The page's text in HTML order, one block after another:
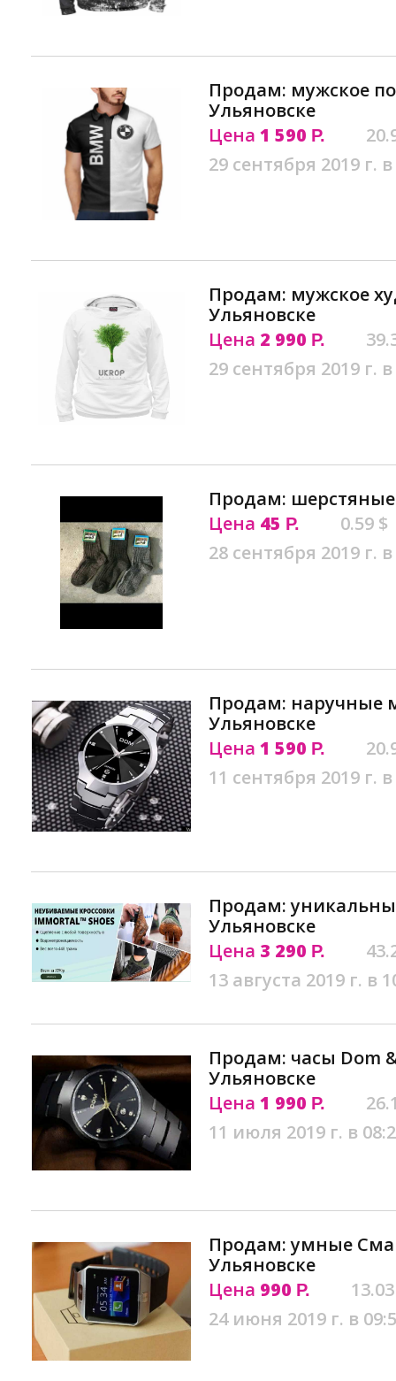
Продам: мужское
Ульяновске
Цена 1 590 Р.
29 сентября 2019 г.
Продам: мужское
Ульяновске
Цена 2 990 Р.
29 сентября 2019 г.
Продам: шерстяные
Цена 45 Р.
0.59 $
28 сентября 2019 г.
Продам: наручные
Ульяновске
Цена 1 590 Р.
11 сентября 2019 г.
Продам:
Ульяновске
Цена 3 290 Р.
13 августа 2019 г. в
Продам: часы Dom
Ульяновске
Цена 1 990 Р.
11 июля 2019 г. в
Продам: умные
Ульяновске
Цена 990 Р.
24 июня 2019 г. в